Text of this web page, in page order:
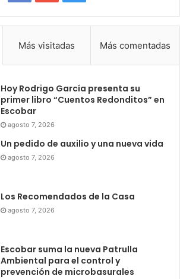
Más visitadas Más comentadas
Hoy Rodrigo García presenta su
primer libro “Cuentos Redonditos” en
Escobar
agosto 7, 2026
Un pedido de auxilio y una nueva vida
agosto 7, 2026
Los Recomendados de la Casa
agosto 7, 2026
Escobar suma la nueva Patrulla
Ambiental para el control y
prevención de microbasurales